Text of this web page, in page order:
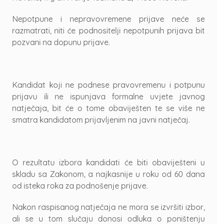
Nepotpune i nepravovremene prijave neće se
razmatrati, niti će podnositelji nepotpunih prijava bit
pozvani na dopunu prijave.
Kandidat koji ne podnese pravovremenu i potpunu
prijavu ili ne ispunjava formalne uvjete javnog
natječaja, bit će o tome obaviješten te se više ne
smatra kandidatom prijavljenim na javni natječaj.
O rezultatu izbora kandidati će biti obaviješteni u
skladu sa Zakonom, a najkasnije u roku od 60 dana
od isteka roka za podnošenje prijave.
Nakon raspisanog natječaja ne mora se izvršiti izbor,
ali se u tom slučaju donosi odluka o poništenju